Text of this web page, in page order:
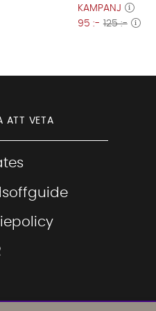
KAMPANJ
95 :- 125 :-
ATT VETA